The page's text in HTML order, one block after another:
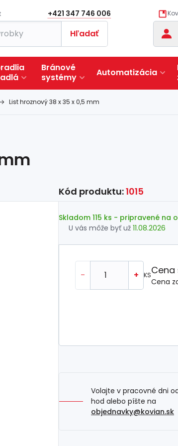
+421 347 746 006
Hľadať
Bránové
systémy
Automatizácia
List hroznový 38 x 35 x 0,5 mm
Kód produktu:1015
Skladom 115 ks - pripravené na
U vás môže byť už 11.08.2026
- + KS
Cena
Cena
Volajte v pracovné dni
hod alebo píšte na
objednavky@kovian.sk